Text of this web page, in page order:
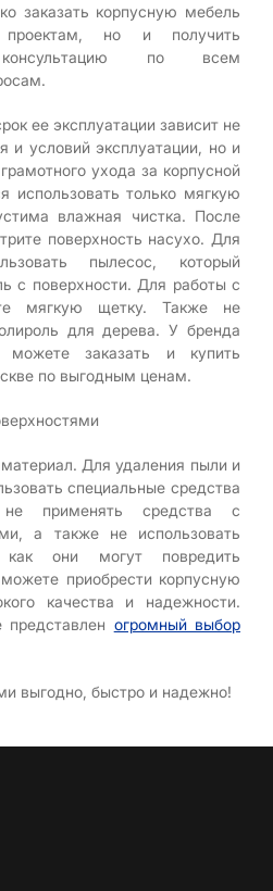
заказать корпусную мебель
но и получить
консультацию по всем
ее эксплуатации зависит не
и условий эксплуатации, но и
ухода за корпусной
использовать только мягкую
влажная чистка. После
поверхность насухо. Для
пылесос, который
с поверхности. Для работы с
мягкую щетку. Также не
для дерева. У бренда
заказать и купить
по выгодным ценам.
Для удаления пыли и
специальные средства
применять средства с
а также не использовать
они могут повредить
приобрести корпусную
качества и надежности.
огромный выбор
выгодно, быстро и надежно!